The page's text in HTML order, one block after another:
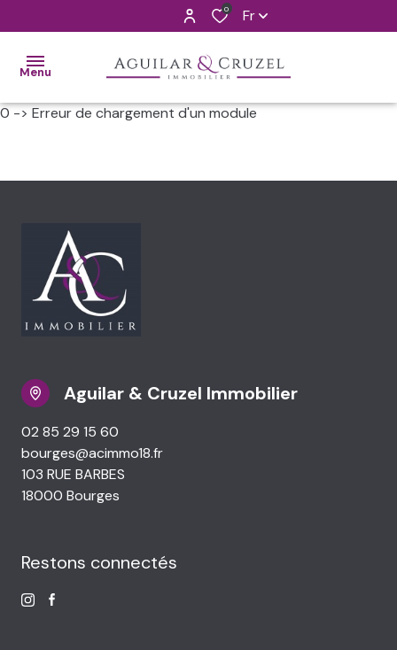
0 Fr
Menu
VENTES
MAIL
L'AGENCE
CONTACT
NOS
BIENS
VENDUS
LOCAL
0 -> Erreur de chargement d'un module
Aguilar & Cruzel Immobilier
02 85 29 15 60
bourges@acimmo18.fr
103 RUE BARBES
18000 Bourges
Restons connectés